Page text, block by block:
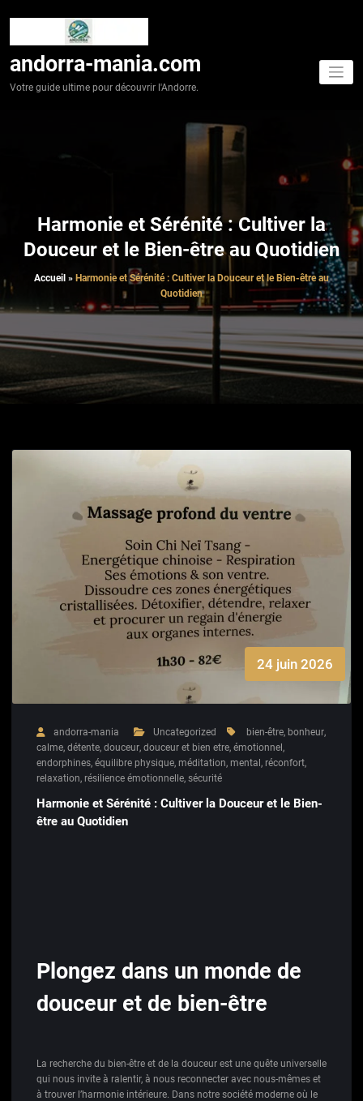
andorra-mania.com
Votre guide ultime pour découvrir l'Andorre.
Harmonie et Sérénité : Cultiver la
Douceur et le Bien-être au Quotidien
Accueil » Harmonie et Sérénité : Cultiver la Douceur et le Bien-être au
Quotidien
24 juin 2026
andorra-mania Uncategorized bien-être, bonheur,
calme, détente, douceur, douceur et bien etre, émotionnel,
endorphines, équilibre physique, méditation, mental, réconfort,
relaxation, résilience émotionnelle, sécurité
Harmonie et Sérénité : Cultiver la Douceur et le Bien-
être au Quotidien
Plongez dans un monde de
douceur et de bien-être
La recherche du bien-être et de la douceur est une quête universelle
qui nous invite à ralentir, à nous reconnecter avec nous-mêmes et
à trouver l’harmonie intérieure. Dans notre société moderne où le